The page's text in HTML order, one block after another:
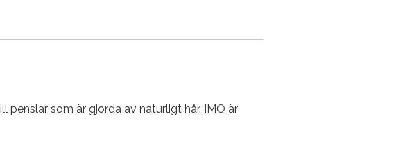
som är gjorda av naturligt hår. IMO är